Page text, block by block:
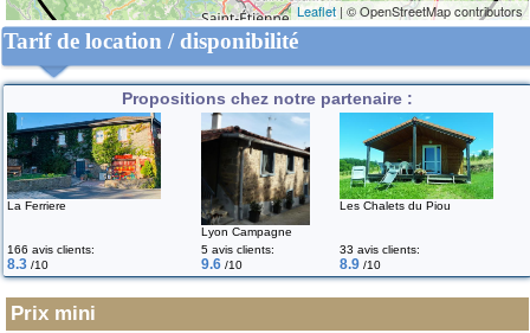
Leaflet | © OpenStreetMap contributors
Tarif de location / disponibilité
Propositions chez notre partenaire :
La Ferriere
Lyon Campagne
Les Chalets du Piou
166 avis clients:
8.3 /10
5 avis clients:
9.6 /10
33 avis clients:
8.9 /10
Prix mini